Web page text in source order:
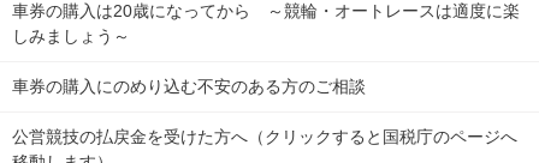
Dokanto!
チャリロトプラザ
キャリーオーバー一覧
関
東
弥彦競輪場 前橋競輪場 取手競輪場 宇都宮競輪場
関
競輪選手情報
Perfecta Navi
netkeirin
車券の購入は20歳になってから ～競輪・オートレースは適度に楽
しみましょう～
車券の購入にのめり込む不安のある方のご相談
公営競技の払戻金を受けた方へ（クリックすると国税庁のページへ